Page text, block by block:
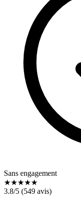
Sans engagement
★★★★★
3.8/5 (549 avis)